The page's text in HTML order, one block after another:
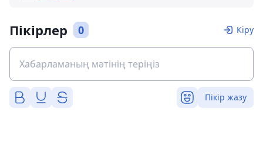
Пікірлер 0 Кіру
Пікір жазу